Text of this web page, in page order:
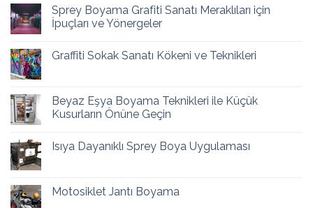
Sprey Boyama Grafiti Sanatı Meraklıları için
İpuçları ve Yönergeler
Graffiti Sokak Sanatı Kökeni ve Teknikleri
Beyaz Eşya Boyama Teknikleri ile Küçük
Kusurların Önüne Geçin
Isıya Dayanıklı Sprey Boya Uygulaması
Motosiklet Jantı Boyama